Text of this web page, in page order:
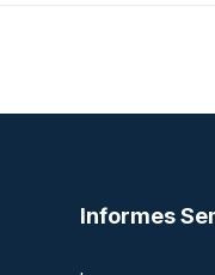
Informes